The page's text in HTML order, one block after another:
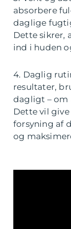
absorbere
daglige
Dette sikrer,
ind i huden
4. Daglig
resultater,
dagligt – om
Dette vil
forsyning af
og